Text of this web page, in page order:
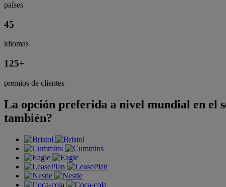
países
45
idiomas
125+
premios de clientes
La opción preferida a nivel mundial en el
también?